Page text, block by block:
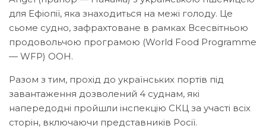
для Ефіопії, яка знаходиться на межі голоду. Це
сьоме судно, зафрахтоване в рамках Всесвітньою
продовольчою програмою (World Food Programme
— WFP) ООН.
Разом з тим, прохід до українських портів під
завантаження дозволений 4 суднам, які
напередодні пройшли інспекцію СКЦ за участі всіх
сторін, включаючи представників Росії.